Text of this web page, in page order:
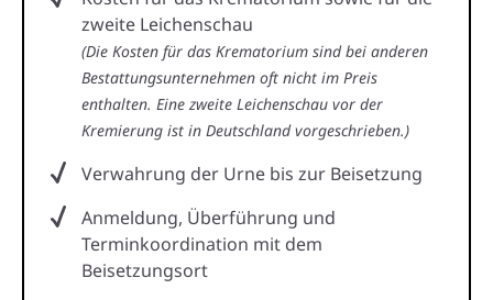
zweite Leichenschau
(Die Kosten für das Krematorium sind bei anderen
Bestattungsunternehmen oft nicht im Preis
enthalten. Eine zweite Leichenschau vor der
Kremierung ist in Deutschland vorgeschrieben.)
Verwahrung der Urne bis zur Beisetzung
Anmeldung, Überführung und
Terminkoordination mit dem
Beisetzungsort